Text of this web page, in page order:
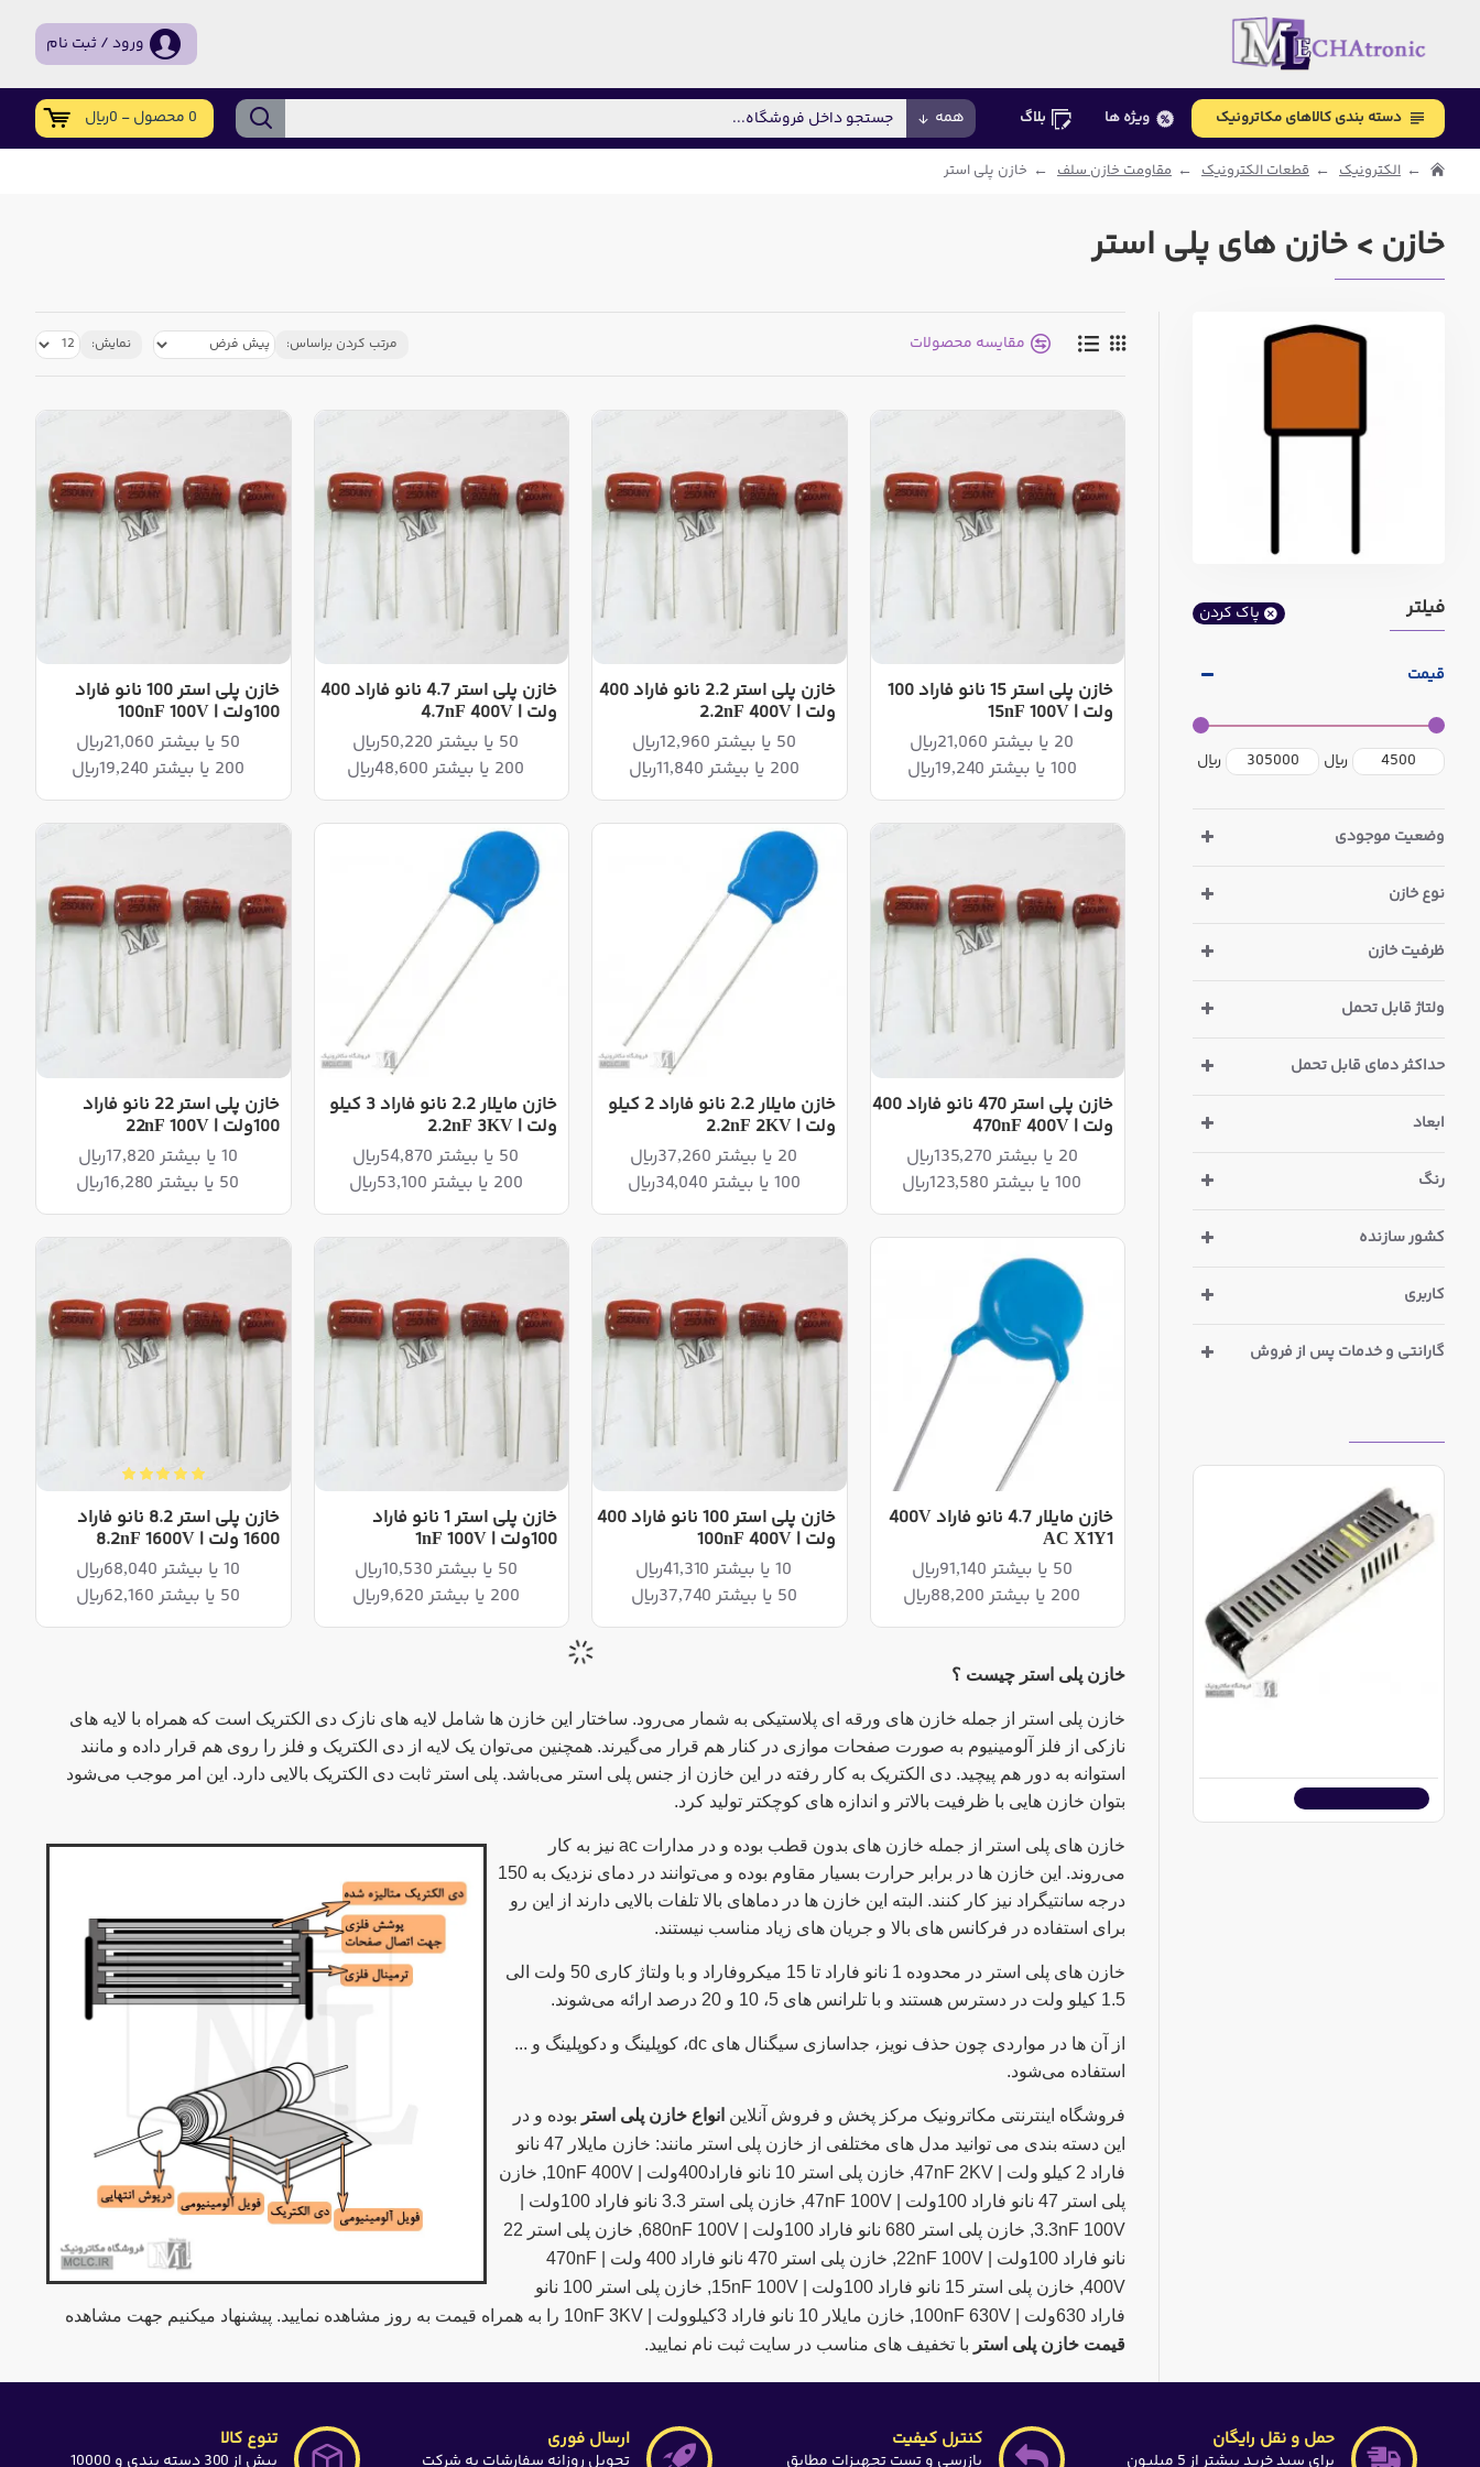
ورود / ثبت نام
دسته بندی کالاهای مکاترونیک ویژه ها بلاگ همه 0 محصول - 0ریال
الکترونیک قطعات الکترونیک مقاومت خازن سلف خازن پلی استر
خازن > خازن های پلی استر
فیلتر پاک کردن
قیمت
ریال ریال
ظرفیت خازن
ولتاژ قابل تحمل
حداکثر دمای قابل تحمل
رنگ
کاربری
ابعاد
نوع خازن
گارانتی و خدمات پس از فروش
کشور سازنده
وضعیت موجودی
خازن پلی استر چیست ؟
خازن پلی استر از جمله خازن های ورقه ای پلاستیکی به شمار می‌رود. ساختار این خازن ها شامل لایه های نازک دی الکتریک است که همراه با لایه های
نازکی از فلز آلومینیوم به صورت صفحات موازی در کنار هم قرار می‌گیرند. همچنین می‌توان یک لایه از دی الکتریک و فلز را روی هم قرار داده و مانند
استوانه به دور هم پیچید. دی الکتریک به کار رفته در این خازن از جنس پلی استر می‌باشد. پلی استر ثابت دی الکتریک بالایی دارد. این امر موجب می‌شود
بتوان خازن هایی با ظرفیت بالاتر و اندازه های کوچکتر تولید کرد.
خازن های پلی استر از جمله خازن های بدون قطب بوده و در مدارات ac نیز به کار
می‌روند. این خازن ها در برابر حرارت بسیار مقاوم بوده و می‌توانند در دمای نزدیک به 150
درجه سانتیگراد نیز کار کنند. البته این خازن ها در دماهای بالا تلفات بالایی دارند از این رو
برای استفاده در فرکانس های بالا و جریان های زیاد مناسب نیستند.
خازن های پلی استر در محدوده 1 نانو فاراد تا 15 میکروفاراد و با ولتاژ کاری 50 ولت الی
1.5 کیلو ولت در دسترس هستند و با تلرانس های 5، 10 و 20 درصد ارائه می‌شوند.
از آن ها در مواردی چون حذف نویز، جداسازی سیگنال های dc، کوپلینگ و دکوپلینگ و ...
استفاده می‌شود.
فروشگاه اینترنتی مکاترونیک مرکز پخش و فروش آنلاین انواع خازن پلی استر بوده و در
این دسته بندی می توانید مدل های مختلفی از خازن پلی استر مانند: خازن مایلار 47 نانو
فاراد 2 کیلو ولت | 47nF 2KV, خازن پلی استر 10 نانو فاراد400ولت | 10nF 400V, خازن
پلی استر 47 نانو فاراد 100ولت | 47nF 100V, خازن پلی استر 3.3 نانو فاراد 100ولت |
3.3nF 100V, خازن پلی استر 680 نانو فاراد 100ولت | 680nF 100V, خازن پلی استر 22
نانو فاراد 100ولت | 22nF 100V, خازن پلی استر 470 نانو فاراد 400 ولت | 470nF
400V, خازن پلی استر 15 نانو فاراد 100ولت | 15nF 100V, خازن پلی استر 100 نانو
فاراد 630ولت | 100nF 630V, خازن مایلار 10 نانو فاراد 3کیلوولت | 10nF 3KV را به همراه قیمت به روز مشاهده نمایید. پیشنهاد میکنیم جهت مشاهده
قیمت خازن پلی استر با تخفیف های مناسب در سایت ثبت نام نمایید.
مقایسه محصولات مرتب کردن براساس: نمایش:
خازن پلی استر 15 نانو فاراد 100
ولت | 15nF 100V
20 یا بیشتر 21,060ریال
100 یا بیشتر 19,240ریال
خازن پلی استر 2.2 نانو فاراد 400
ولت | 2.2nF 400V
50 یا بیشتر 12,960ریال
200 یا بیشتر 11,840ریال
خازن پلی استر 4.7 نانو فاراد 400
ولت | 4.7nF 400V
50 یا بیشتر 50,220ریال
200 یا بیشتر 48,600ریال
خازن پلی استر 100 نانو فاراد
100ولت | 100nF 100V
50 یا بیشتر 21,060ریال
200 یا بیشتر 19,240ریال
خازن پلی استر 470 نانو فاراد 400
ولت | 470nF 400V
20 یا بیشتر 135,270ریال
100 یا بیشتر 123,580ریال
خازن مایلار 2.2 نانو فاراد 2 کیلو
ولت | 2.2nF 2KV
20 یا بیشتر 37,260ریال
100 یا بیشتر 34,040ریال
خازن مایلار 2.2 نانو فاراد 3 کیلو
ولت | 2.2nF 3KV
50 یا بیشتر 54,870ریال
200 یا بیشتر 53,100ریال
خازن پلی استر 22 نانو فاراد
100ولت | 22nF 100V
10 یا بیشتر 17,820ریال
50 یا بیشتر 16,280ریال
خازن مایلار 4.7 نانو فاراد 400V
AC X1Y1
50 یا بیشتر 91,140ریال
200 یا بیشتر 88,200ریال
خازن پلی استر 100 نانو فاراد 400
ولت | 100nF 400V
10 یا بیشتر 41,310ریال
50 یا بیشتر 37,740ریال
خازن پلی استر 1 نانو فاراد
100ولت | 1nF 100V
50 یا بیشتر 10,530ریال
200 یا بیشتر 9,620ریال
خازن پلی استر 8.2 نانو فاراد
1600 ولت | 8.2nF 1600V
10 یا بیشتر 68,040ریال
50 یا بیشتر 62,160ریال
حمل و نقل رایگان
برای سبد خرید بیشتر از 5 میلیون
کنترل کیفیت
بازرسی و تست تجهیزات مطابق
ارسال فوری
تحویل روزانه سفارشات به شرکت
تنوع کالا
بیش از 300 دسته بندی و 10000